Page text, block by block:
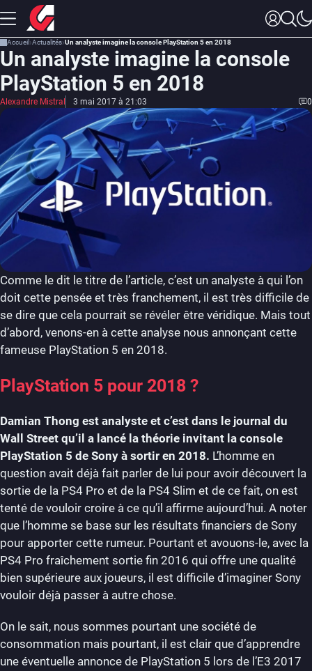
Accueil Actualités Un analyste imagine la console PlayStation 5 en 2018
Un analyste imagine la console
PlayStation 5 en 2018
Alexandre Mistral 3 mai 2017 à 21:03 0
Comme le dit le titre de l’article, c’est un analyste à qui l’on
doit cette pensée et très franchement, il est très difficile de
se dire que cela pourrait se révéler être véridique. Mais tout
d’abord, venons-en à cette analyse nous annonçant cette
fameuse PlayStation 5 en 2018.
PlayStation 5 pour 2018 ?
Damian Thong est analyste et c’est dans le journal du
Wall Street qu’il a lancé la théorie invitant la console
PlayStation 5 de Sony à sortir en 2018. L’homme en
question avait déjà fait parler de lui pour avoir découvert la
sortie de la PS4 Pro et de la PS4 Slim et de ce fait, on est
tenté de vouloir croire à ce qu’il affirme aujourd’hui. A noter
que l’homme se base sur les résultats financiers de Sony
pour apporter cette rumeur. Pourtant et avouons-le, avec la
PS4 Pro fraîchement sortie fin 2016 qui offre une qualité
bien supérieure aux joueurs, il est difficile d’imaginer Sony
vouloir déjà passer à autre chose.
On le sait, nous sommes pourtant une société de
consommation mais pourtant, il est clair que d’apprendre
une éventuelle annonce de PlayStation 5 lors de l’E3 2017